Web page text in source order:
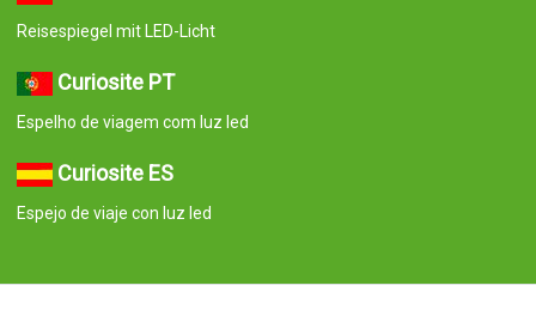
Reisespiegel mit LED-Licht
Curiosite PT
Espelho de viagem com luz led
Curiosite ES
Espejo de viaje con luz led